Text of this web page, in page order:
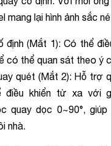
mang lại hình ảnh sắc
định (Mắt 1): Có thể
có thể quan sát theo ý
quét (Mắt 2): Hỗ trợ
điều khiển từ xa với
quay dọc 0~90°,
nhà.